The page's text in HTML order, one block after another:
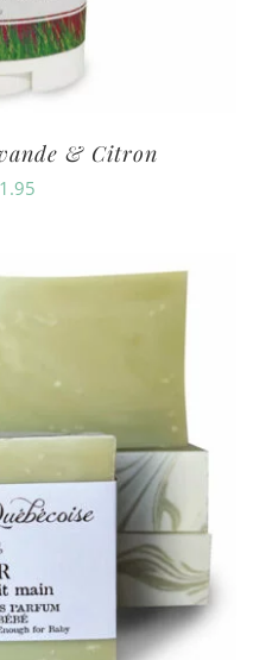
& Citron